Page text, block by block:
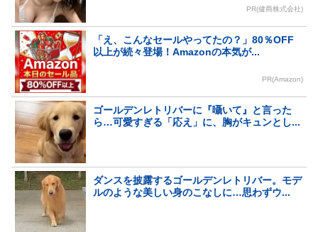
PR(健商株式会社)
「え、こんなセールやってたの？」80％OFF
以上が続々登場！Amazonの本気が...
PR(Amazon)
ゴールデンレトリバーに『囁いて』と言った
ら…可愛すぎる「応え」に、胸がキュンとし...
ダンスを披露するゴールデンレトリバー。モデ
ルのような美しい身のこなしに…思わずウ...